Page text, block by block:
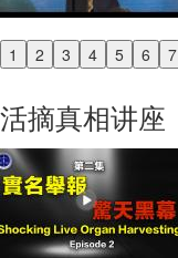
1 2 3 4 5 6 7
Previous
活摘真相讲座